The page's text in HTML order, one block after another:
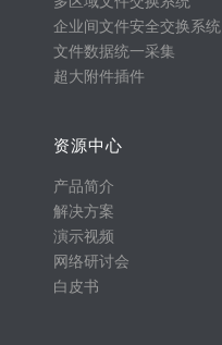
企业间文件安全交换系统
文件数据统一采集
超大附件插件
资源中心
产品简介
解决方案
演示视频
网络研讨会
白皮书